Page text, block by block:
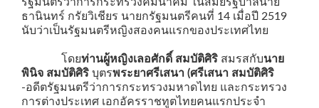
ธานินทร์ กรัยวิเชียร นายกรัฐมนตรีคนที่ 14 เมื่อปี 2519
นับว่าเป็นรัฐมนตรีหญิงสองคนแรกของประเทศไทย
โดยท่านผู้หญิงเลอศักดิ์ สมบัติศิริ สมรสกับนาย
พินิจ สมบัติศิริ บุตรพระยาศรีเสนา (ศรีเสนา สมบัติศิริ
-อดีตรัฐมนตรีว่าการกระทรวงมหาดไทย และกระทรวง
การต่างประเทศ เอกอัครราชทูตไทยคนแรกประจำ